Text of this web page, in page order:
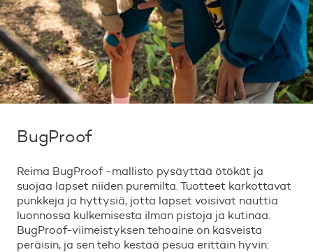
BugProof
Reima BugProof -mallisto pysäyttää ötökät ja
suojaa lapset niiden puremilta. Tuotteet karkottavat
punkkeja ja hyttysiä, jotta lapset voisivat nauttia
luonnossa kulkemisesta ilman pistoja ja kutinaa.
BugProof-viimeistyksen tehoaine on kasveista
peräisin, ja sen teho kestää pesua erittäin hyvin: